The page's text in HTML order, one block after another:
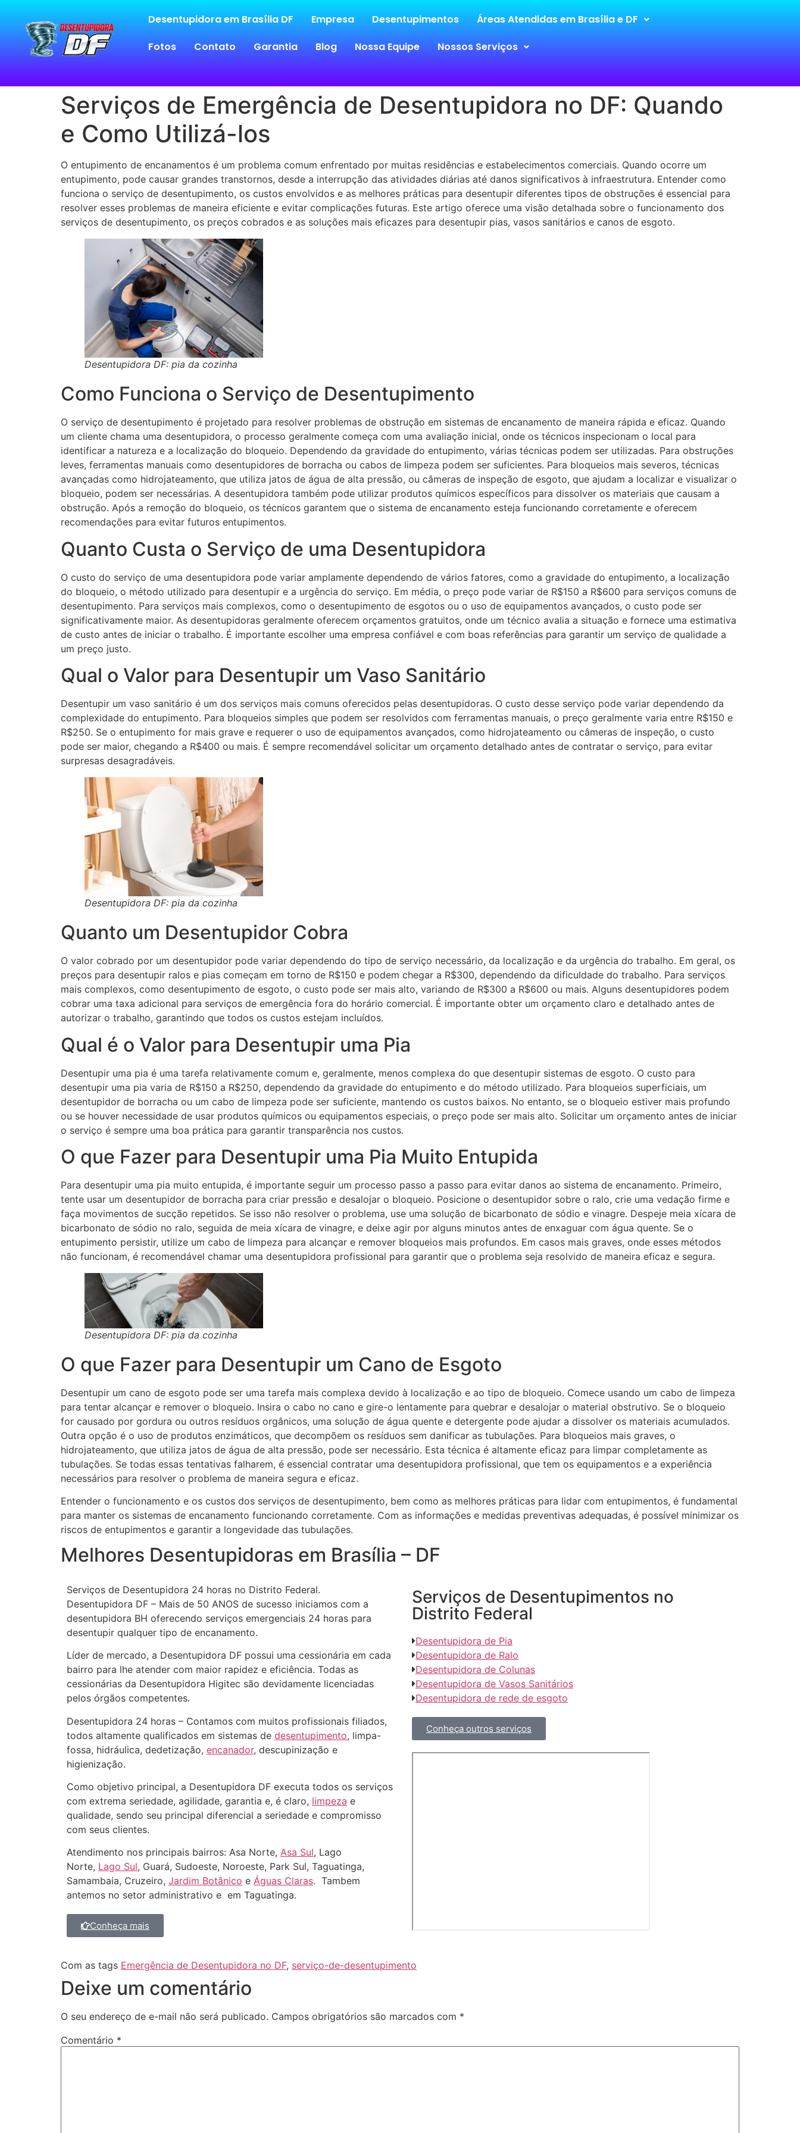
Desentupidora em Brasília DF Empresa Desentupimentos
Áreas Atendidas em Brasília e DF
Fotos
Contato Garantia Blog Nossa Equipe Nossos Serviços
Serviços de Emergência de Desentupidora no DF: Quando
e Como Utilizá-los
O entupimento de encanamentos é um problema comum enfrentado por muitas residências e estabelecimentos comerciais. Quando ocorre um
entupimento, pode causar grandes transtornos, desde a interrupção das atividades diárias até danos significativos à infraestrutura. Entender como
funciona o serviço de desentupimento, os custos envolvidos e as melhores práticas para desentupir diferentes tipos de obstruções é essencial para
resolver esses problemas de maneira eficiente e evitar complicações futuras. Este artigo oferece uma visão detalhada sobre o funcionamento dos
serviços de desentupimento, os preços cobrados e as soluções mais eficazes para desentupir pias, vasos sanitários e canos de esgoto.
Desentupidora DF: pia da cozinha
Como Funciona o Serviço de Desentupimento
O serviço de desentupimento é projetado para resolver problemas de obstrução em sistemas de encanamento de maneira rápida e eficaz. Quando
um cliente chama uma desentupidora, o processo geralmente começa com uma avaliação inicial, onde os técnicos inspecionam o local para
identificar a natureza e a localização do bloqueio. Dependendo da gravidade do entupimento, várias técnicas podem ser utilizadas. Para obstruções
leves, ferramentas manuais como desentupidores de borracha ou cabos de limpeza podem ser suficientes. Para bloqueios mais severos, técnicas
avançadas como hidrojateamento, que utiliza jatos de água de alta pressão, ou câmeras de inspeção de esgoto, que ajudam a localizar e visualizar o
bloqueio, podem ser necessárias. A desentupidora também pode utilizar produtos químicos específicos para dissolver os materiais que causam a
obstrução. Após a remoção do bloqueio, os técnicos garantem que o sistema de encanamento esteja funcionando corretamente e oferecem
recomendações para evitar futuros entupimentos.
Quanto Custa o Serviço de uma Desentupidora
O custo do serviço de uma desentupidora pode variar amplamente dependendo de vários fatores, como a gravidade do entupimento, a localização
do bloqueio, o método utilizado para desentupir e a urgência do serviço. Em média, o preço pode variar de R$150 a R$600 para serviços comuns de
desentupimento. Para serviços mais complexos, como o desentupimento de esgotos ou o uso de equipamentos avançados, o custo pode ser
significativamente maior. As desentupidoras geralmente oferecem orçamentos gratuitos, onde um técnico avalia a situação e fornece uma estimativa
de custo antes de iniciar o trabalho. É importante escolher uma empresa confiável e com boas referências para garantir um serviço de qualidade a
um preço justo.
Qual o Valor para Desentupir um Vaso Sanitário
Desentupir um vaso sanitário é um dos serviços mais comuns oferecidos pelas desentupidoras. O custo desse serviço pode variar dependendo da
complexidade do entupimento. Para bloqueios simples que podem ser resolvidos com ferramentas manuais, o preço geralmente varia entre R$150 e
R$250. Se o entupimento for mais grave e requerer o uso de equipamentos avançados, como hidrojateamento ou câmeras de inspeção, o custo
pode ser maior, chegando a R$400 ou mais. É sempre recomendável solicitar um orçamento detalhado antes de contratar o serviço, para evitar
surpresas desagradáveis.
Desentupidora DF: pia da cozinha
Quanto um Desentupidor Cobra
O valor cobrado por um desentupidor pode variar dependendo do tipo de serviço necessário, da localização e da urgência do trabalho. Em geral, os
preços para desentupir ralos e pias começam em torno de R$150 e podem chegar a R$300, dependendo da dificuldade do trabalho. Para serviços
mais complexos, como desentupimento de esgoto, o custo pode ser mais alto, variando de R$300 a R$600 ou mais. Alguns desentupidores podem
cobrar uma taxa adicional para serviços de emergência fora do horário comercial. É importante obter um orçamento claro e detalhado antes de
autorizar o trabalho, garantindo que todos os custos estejam incluídos.
Qual é o Valor para Desentupir uma Pia
Desentupir uma pia é uma tarefa relativamente comum e, geralmente, menos complexa do que desentupir sistemas de esgoto. O custo para
desentupir uma pia varia de R$150 a R$250, dependendo da gravidade do entupimento e do método utilizado. Para bloqueios superficiais, um
desentupidor de borracha ou um cabo de limpeza pode ser suficiente, mantendo os custos baixos. No entanto, se o bloqueio estiver mais profundo
ou se houver necessidade de usar produtos químicos ou equipamentos especiais, o preço pode ser mais alto. Solicitar um orçamento antes de iniciar
o serviço é sempre uma boa prática para garantir transparência nos custos.
O que Fazer para Desentupir uma Pia Muito Entupida
Para desentupir uma pia muito entupida, é importante seguir um processo passo a passo para evitar danos ao sistema de encanamento. Primeiro,
tente usar um desentupidor de borracha para criar pressão e desalojar o bloqueio. Posicione o desentupidor sobre o ralo, crie uma vedação firme e
faça movimentos de sucção repetidos. Se isso não resolver o problema, use uma solução de bicarbonato de sódio e vinagre. Despeje meia xícara de
bicarbonato de sódio no ralo, seguida de meia xícara de vinagre, e deixe agir por alguns minutos antes de enxaguar com água quente. Se o
entupimento persistir, utilize um cabo de limpeza para alcançar e remover bloqueios mais profundos. Em casos mais graves, onde esses métodos
não funcionam, é recomendável chamar uma desentupidora profissional para garantir que o problema seja resolvido de maneira eficaz e segura.
Desentupidora DF: pia da cozinha
O que Fazer para Desentupir um Cano de Esgoto
Desentupir um cano de esgoto pode ser uma tarefa mais complexa devido à localização e ao tipo de bloqueio. Comece usando um cabo de limpeza
para tentar alcançar e remover o bloqueio. Insira o cabo no cano e gire-o lentamente para quebrar e desalojar o material obstrutivo. Se o bloqueio
for causado por gordura ou outros resíduos orgânicos, uma solução de água quente e detergente pode ajudar a dissolver os materiais acumulados.
Outra opção é o uso de produtos enzimáticos, que decompõem os resíduos sem danificar as tubulações. Para bloqueios mais graves, o
hidrojateamento, que utiliza jatos de água de alta pressão, pode ser necessário. Esta técnica é altamente eficaz para limpar completamente as
tubulações. Se todas essas tentativas falharem, é essencial contratar uma desentupidora profissional, que tem os equipamentos e a experiência
necessários para resolver o problema de maneira segura e eficaz.
Entender o funcionamento e os custos dos serviços de desentupimento, bem como as melhores práticas para lidar com entupimentos, é fundamental
para manter os sistemas de encanamento funcionando corretamente. Com as informações e medidas preventivas adequadas, é possível minimizar os
riscos de entupimentos e garantir a longevidade das tubulações.
Melhores Desentupidoras em Brasília – DF
Serviços de Desentupidora 24 horas no Distrito Federal.
Desentupidora DF – Mais de 50 ANOS de sucesso iniciamos com a
desentupidora BH oferecendo serviços emergenciais 24 horas para
desentupir qualquer tipo de encanamento.
Líder de mercado, a Desentupidora DF possui uma cessionária em cada
bairro para lhe atender com maior rapidez e eficiência. Todas as
cessionárias da Desentupidora Higitec são devidamente licenciadas
pelos órgãos competentes.
Desentupidora 24 horas – Contamos com muitos profissionais filiados,
todos altamente qualificados em sistemas de desentupimento, limpa-
fossa, hidráulica, dedetização, encanador, descupinização e
higienização.
Como objetivo principal, a Desentupidora DF executa todos os serviços
com extrema seriedade, agilidade, garantia e, é claro, limpeza e
qualidade, sendo seu principal diferencial a seriedade e compromisso
com seus clientes.
Atendimento nos principais bairros: Asa Norte, Asa Sul, Lago
Norte, Lago Sul, Guará, Sudoeste, Noroeste, Park Sul, Taguatinga,
Samambaia, Cruzeiro, Jardim Botânico e Águas Claras. Tambem
antemos no setor administrativo e em Taguatinga.
Conheça mais
Serviços de Desentupimentos no
Distrito Federal
Desentupidora de Pia
Desentupidora de Ralo
Desentupidora de Colunas
Desentupidora de Vasos Sanitários
Desentupidora de rede de esgoto
Conheça outros serviços
Com as tags Emergência de Desentupidora no DF, serviço-de-desentupimento
Deixe um comentário
O seu endereço de e-mail não será publicado. Campos obrigatórios são marcados com *
Comentário *